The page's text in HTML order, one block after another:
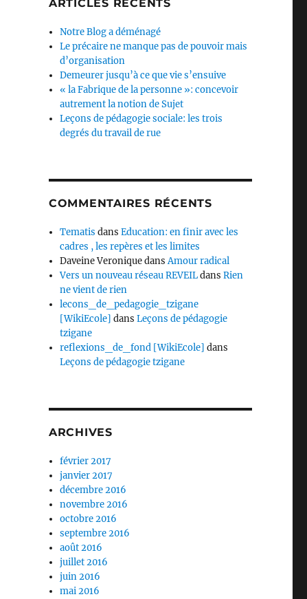
ARTICLES RÉCENTS
Notre Blog a déménagé
Le précaire ne manque pas de pouvoir mais
d’organisation
Demeurer jusqu’à ce que vie s’ensuive
« la Fabrique de la personne »: concevoir
autrement la notion de Sujet
Leçons de pédagogie sociale: les trois
degrés du travail de rue
COMMENTAIRES RÉCENTS
Tematis dansEducation: en finir avec les
cadres , les repères et les limites
Daveine VeroniquedansAmour radical
Vers un nouveau réseau REVEILdansRien
ne vient de rien
lecons_de_pedagogie_tzigane
[WikiEcole] dansLeçons de pédagogie
tzigane
reflexions_de_fond [WikiEcole] dans
Leçons de pédagogie tzigane
ARCHIVES
février 2017
janvier 2017
décembre 2016
novembre 2016
octobre 2016
septembre 2016
août 2016
juillet 2016
juin 2016
mai 2016